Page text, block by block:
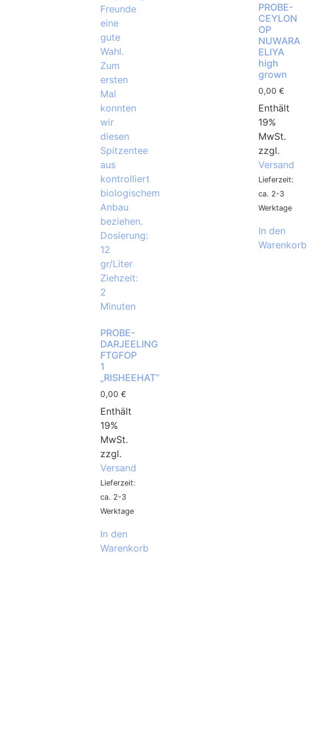
PROBE-
DARJEELING
FTGFOP
1
„RISHEEHAT“
0,00 €
Enthält
19%
MwSt.
zzgl.
Versand
Lieferzeit:
ca. 2-3
Werktage
In den
Warenkorb
PROBE-
CEYLON
OP
NUWARA
ELIYA
high
grown
0,00€
Enthält
19%
MwSt.
zzgl.
Versand
Lieferzeit:
ca. 2-3
Werktage
In den
Warenkorb